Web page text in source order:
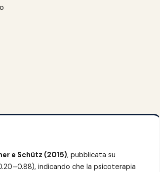
e Schütz (2015), pubblicata su
indicando che la psicoterapia